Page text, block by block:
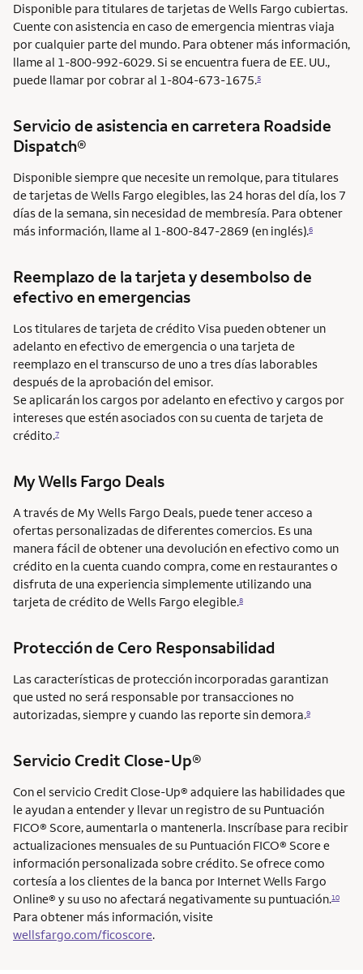
Disponible para titulares de tarjetas de Wells Fargo cubiertas.
Cuente con asistencia en caso de emergencia mientras viaja
por cualquier parte del mundo. Para obtener más información,
llame al 1-800-992-6029. Si se encuentra fuera de EE. UU.,
puede llamar por cobrar al 1-804-673-1675.5
Servicio de asistencia en carretera Roadside
Dispatch®
Disponible siempre que necesite un remolque, para titulares
de tarjetas de Wells Fargo elegibles, las 24 horas del día, los 7
días de la semana, sin necesidad de membresía. Para obtener
más información, llame al 1-800-847-2869 (en inglés).6
Reemplazo de la tarjeta y desembolso de
efectivo en emergencias
Los titulares de tarjeta de crédito Visa pueden obtener un
adelanto en efectivo de emergencia o una tarjeta de
reemplazo en el transcurso de uno a tres días laborables
después de la aprobación del emisor.
Se aplicarán los cargos por adelanto en efectivo y cargos por
intereses que estén asociados con su cuenta de tarjeta de
crédito.7
My Wells Fargo Deals
A través de My Wells Fargo Deals, puede tener acceso a
ofertas personalizadas de diferentes comercios. Es una
manera fácil de obtener una devolución en efectivo como un
crédito en la cuenta cuando compra, come en restaurantes o
disfruta de una experiencia simplemente utilizando una
tarjeta de crédito de Wells Fargo elegible.8
Protección de Cero Responsabilidad
Las características de protección incorporadas garantizan
que usted no será responsable por transacciones no
autorizadas, siempre y cuando las reporte sin demora.9
Servicio Credit Close-Up®
Con el servicio Credit Close-Up® adquiere las habilidades que
le ayudan a entender y llevar un registro de su Puntuación
FICO® Score, aumentarla o mantenerla. Inscríbase para recibir
actualizaciones mensuales de su Puntuación FICO® Score e
información personalizada sobre crédito. Se ofrece como
cortesía a los clientes de la banca por Internet Wells Fargo
Online® y su uso no afectará negativamente su puntuación.10
Para obtener más información, visite
wellsfargo.com/ficoscore.